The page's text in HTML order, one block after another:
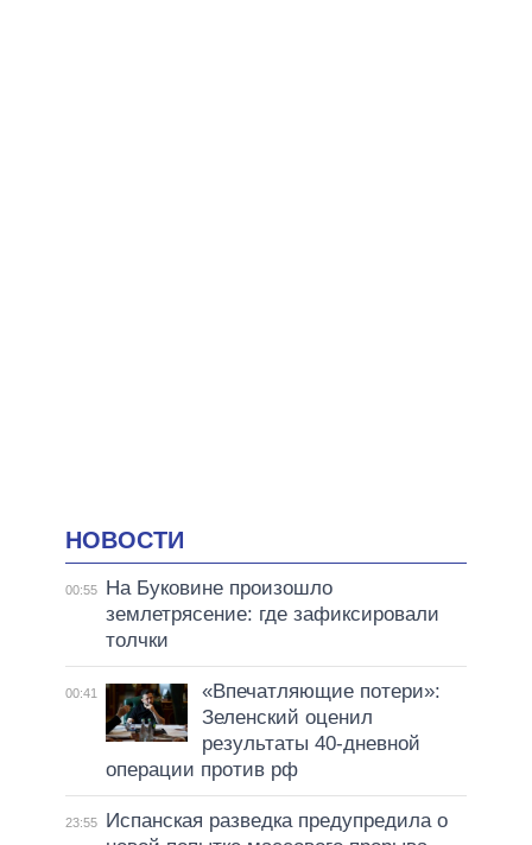
НОВОСТИ
00:55
На Буковине произошло
землетрясение: где зафиксировали
толчки
00:41
«Впечатляющие потери»:
Зеленский оценил
результаты 40-дневной
операции против рф
23:55
Испанская разведка предупредила о